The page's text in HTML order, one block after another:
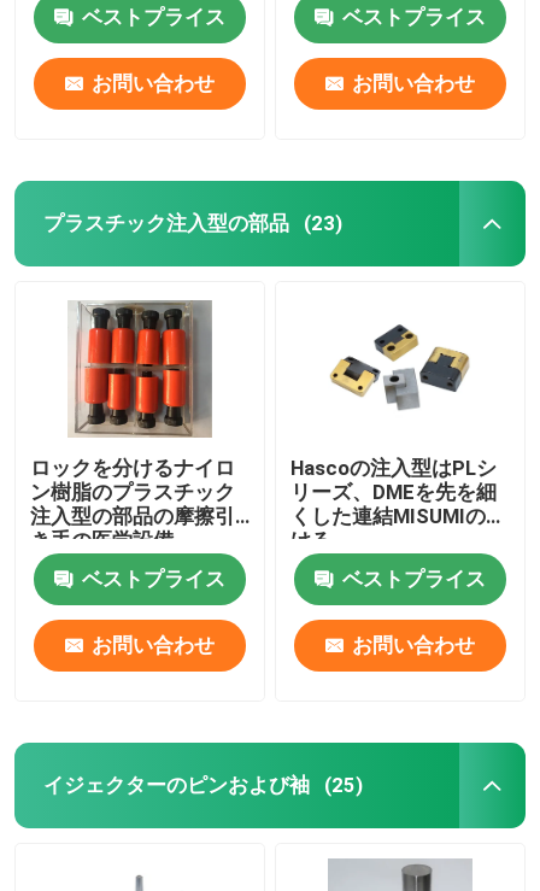
ベストプライス
お問い合わせ
ベストプライス
お問い合わせ
プラスチック注入型の部品 (23)
ロックを分けるナイロ
ン樹脂のプラスチック
注入型の部品の摩擦引
き手の医学設備
ベストプライス
お問い合わせ
Hascoの注入型はPLシ
リーズ、DMEを先を細
くした連結MISUMIの分
ける
ベストプライス
お問い合わせ
イジェクターのピンおよび袖 (25)